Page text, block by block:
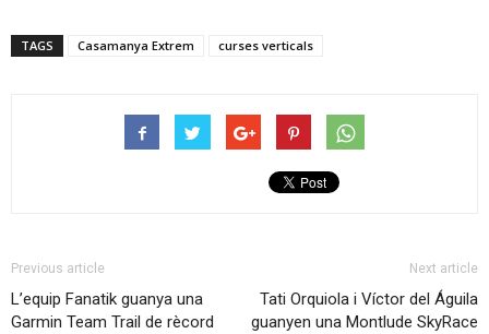
TAGS Casamanya Extrem curses verticals
Previous article
L’equip Fanatik guanya una
Garmin Team Trail de rècord
Next article
Tati Orquiola i Víctor del Águila
guanyen una Montlude SkyRace